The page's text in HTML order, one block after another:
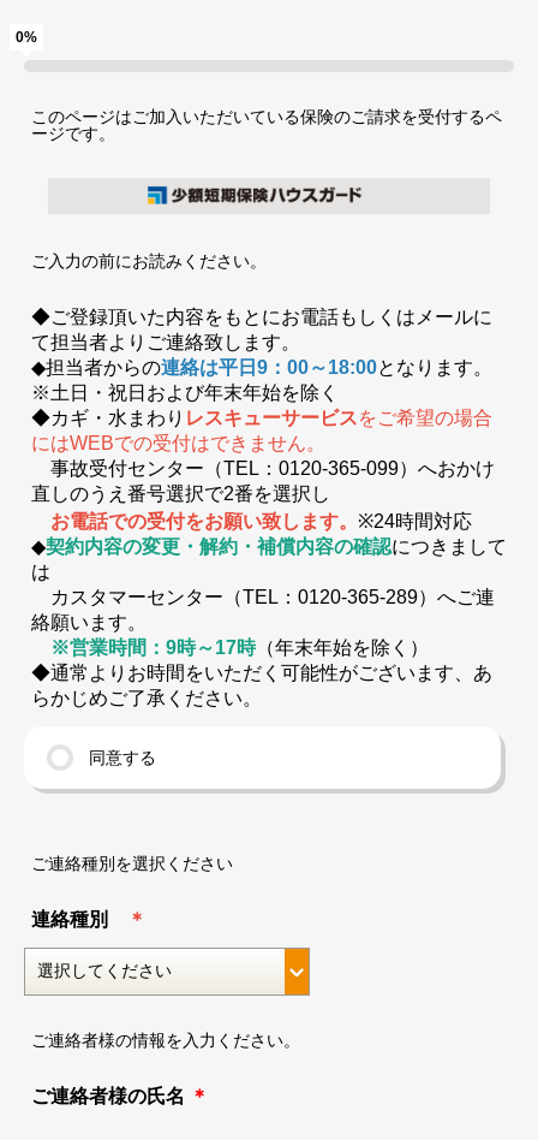
0%
このページはご加入いただいている保険のご請求を受付するペ
ージです。
ご入力の前にお読みください。
◆ご登録頂いた内容をもとにお電話もしくはメールに
て担当者よりご連絡致します。
◆担当者からの連絡は平日9：00～18:00となります。
※土日・祝日および年末年始を除く
◆カギ・水まわり レスキューサービスをご希望の場合
にはWEBでの受付はできません。
事故受付センター（TEL：0120-365-099）へおかけ
直しのうえ番号選択で2番を選択し
お電話での受付をお願い致します。 ※24時間対応
◆契約内容の変更・解約・補償内容の確認につきまして
は
カスタマーセンター（TEL：0120-365-289）へご連
絡願います。
※営業時間：9時～17時（年末年始を除く）
◆通常よりお時間をいただく可能性がございます、あ
らかじめご了承ください。
同意する
ご連絡種別を選択ください
連絡種別 ＊
ご連絡者様の情報を入力ください。
ご連絡者様の氏名 ＊